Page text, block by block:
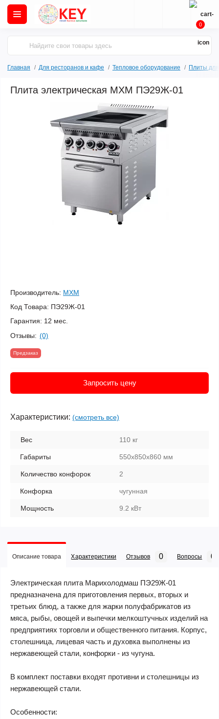
0
Главная Для ресторанов и кафе Тепловое оборудование Плиты
Плита электрическая МХМ ПЭ29Ж-01
Производитель: МХМ
Код Товара: ПЭ29Ж-01
Гарантия: 12 мес.
Отзывы: (0)
Предзаказ
Запросить цену
Характеристики: (смотреть все)
Вес 110 кг
Габариты 550x850x860 мм
Количество конфорок 2
Конфорка чугунная
Мощность 9.2 кВт
Описание товара Характеристики Отзывов 0 Вопросы 0
Электрическая плита Марихолодмаш ПЭ29Ж-01
предназначена для приготовления первых, вторых и
третьих блюд, а также для жарки полуфабрикатов из
мяса, рыбы, овощей и выпечки мелкоштучных изделий на
предприятиях торговли и общественного питания. Корпус,
столешница, лицевая часть и духовка выполнены из
нержавеющей стали, конфорки - из чугуна.
В комплект поставки входят противни и столешницы из
нержавеющей стали.
Особенности: